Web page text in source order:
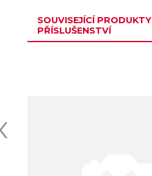
SOUVISEJÍCÍ PRODUKTY
PŘÍSLUŠENSTVÍ